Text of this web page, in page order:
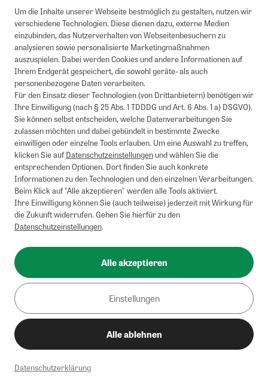
Um die Inhalte unserer Webseite bestmöglich zu gestalten, nutzen wir
verschiedene Technologien. Diese dienen dazu, externe Medien
einzubinden, das Nutzerverhalten von Webseitenbesuchern zu
analysieren sowie personalisierte Marketingmaßnahmen
auszuspielen. Dabei werden Cookies und andere Informationen auf
Ihrem Endgerät gespeichert, die sowohl geräte- als auch
personenbezogene Daten verarbeiten.
Für den Einsatz dieser Technologien (von Drittanbietern) benötigen wir
Ihre Einwilligung (nach § 25 Abs. 1 TDDDG und Art. 6 Abs. 1 a) DSGVO).
Sie können selbst entscheiden, welche Datenverarbeitungen Sie
zulassen möchten und dabei gebündelt in bestimmte Zwecke
einwilligen oder einzelne Tools erlauben. Um eine Auswahl zu treffen,
klicken Sie aufDatenschutzeinstellungenund wählen Sie die
entsprechenden Optionen. Dort finden Sie auch konkrete
Informationen zu den Technologien und den einzelnen Verarbeitungen.
Beim Klick auf "Alle akzeptieren" werden alle Tools aktiviert.
Ihre Einwilligung können Sie (auch teilweise) jederzeit mit Wirkung für
die Zukunft widerrufen. Gehen Sie hierfür zu den
Datenschutzeinstellungen.
Alle akzeptieren
Einstellungen
Alle ablehnen
Datenschutzerklärung
Mindestbestellwert von 50€. Nicht anwendbar auf Produkte, die der
Buchpreisbindung unterliegen, ZEIT-Akademie, e-Books. Keine
Barauszahlung möglich. Nicht mit weiteren Gutscheinen/Rabatten
kombinierbar.
Briefsendungen sind vom kostenlosen Rückversand ausgeschlossen.
Weitere Informationen zu Rücksendungen finden Sie hier.
Alle Preise inkl. gesetzl. MwSt. zzgl. Versandkosten
© 2002-2026 - Zeitverlag Gerd Bucerius GmbH & Co. KG
AGB
Widerrufsbelehrung
Barrierefreiheit
Cookies/Tracking
Instagram Pinterest